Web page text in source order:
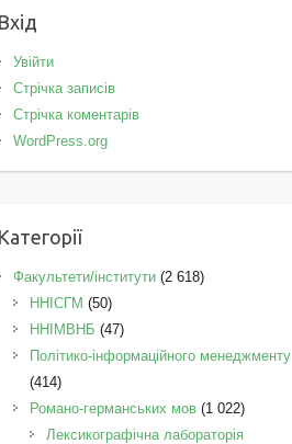
Вхід
Увійти
Стрічка записів
Стрічка коментарів
WordPress.org
Категорії
Факультети/інститути(2 618)
ННІСГМ (50)
ННІМВНБ (47)
Політико-інформаційного менеджменту
(414)
Романо-германських мов(1 022)
Лексикографічна лабораторія